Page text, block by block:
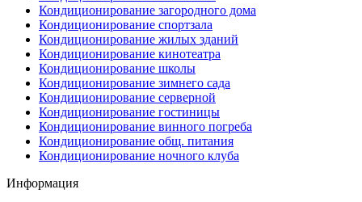
Кондиционирование загородного дома
Кондиционирование спортзала
Кондиционирование жилых зданий
Кондиционирование кинотеатра
Кондиционирование школы
Кондиционирование зимнего сада
Кондиционирование серверной
Кондиционирование гостиницы
Кондиционирование винного погреба
Кондиционирование общ. питания
Кондиционирование ночного клуба
Информация